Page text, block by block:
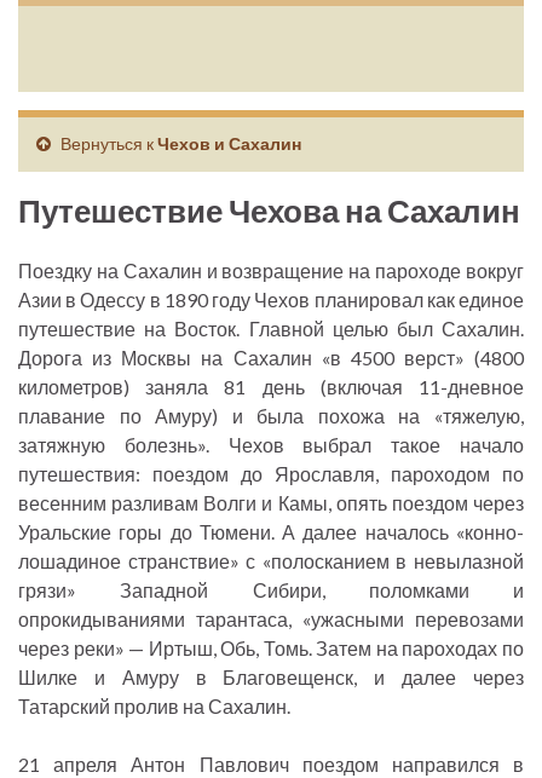
Вернуться кЧехов и Сахалин
Путешествие Чехова на Сахалин
Поездку на Сахалин и возвращение на пароходе вокруг
Азии в Одессу в 1890 году Чехов планировал как единое
путешествие на Восток. Главной целью был Сахалин.
Дорога из Москвы на Сахалин «в 4500 верст» (4800
километров) заняла 81 день (включая 11-дневное
плавание по Амуру) и была похожа на «тяжелую,
затяжную болезнь». Чехов выбрал такое начало
путешествия: поездом до Ярославля, пароходом по
весенним разливам Волги и Камы, опять поездом через
Уральские горы до Тюмени. А далее началось «конно-
лошадиное странствие» с «полосканием в невылазной
грязи» Западной Сибири, поломками и
опрокидываниями тарантаса, «ужасными перевозами
через реки» — Иртыш, Обь, Томь. Затем на пароходах по
Шилке и Амуру в Благовещенск, и далее через
Татарский пролив на Сахалин.
21 апреля Антон Павлович поездом направился в